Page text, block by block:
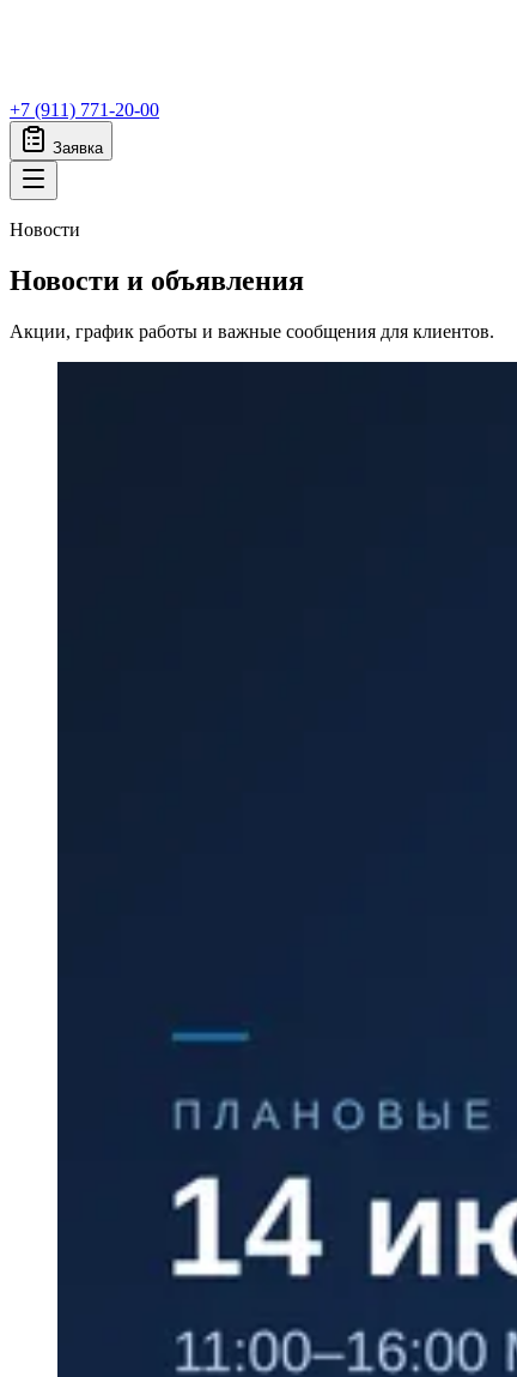
+7 (911) 771-20-00
Заявка
Новости
Новости и объявления
Акции, график работы и важные сообщения для клиентов.